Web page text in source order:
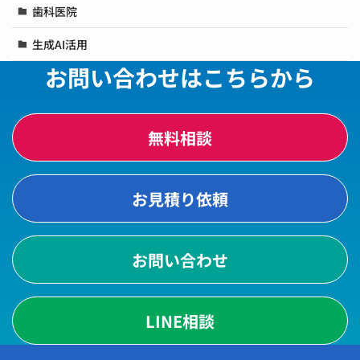
歯科医院
生成AI活用
お問い合わせはこちらから
無料相談
お見積り依頼
お問い合わせ
LINE相談